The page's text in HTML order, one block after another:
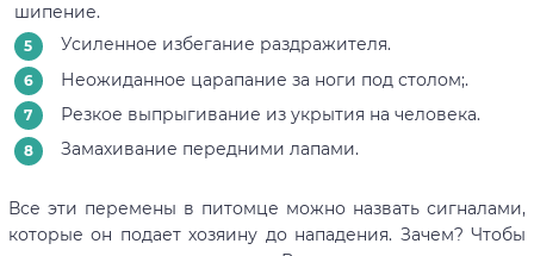
шипение.
Усиленное избегание раздражителя.
Неожиданное царапание за ноги под столом;.
Резкое выпрыгивание из укрытия на человека.
Замахивание передними лапами.
Все эти перемены в питомце можно назвать сигналами,
которые он подает хозяину до нападения. Зачем? Чтобы